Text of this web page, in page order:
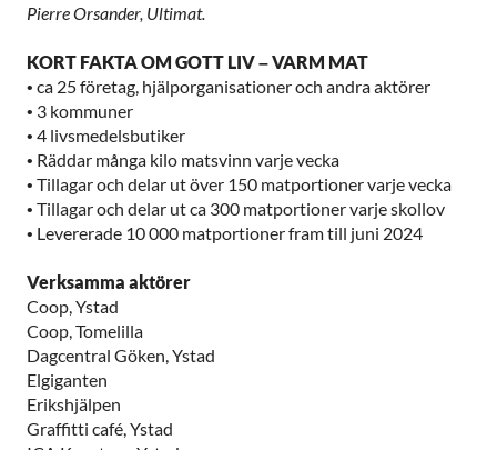
Pierre Orsander, Ultimat.
KORT FAKTA OM GOTT LIV – VARM MAT
• ca 25 företag, hjälporganisationer och andra aktörer
• 3 kommuner
• 4 livsmedelsbutiker
• Räddar många kilo matsvinn varje vecka
• Tillagar och delar ut över 150 matportioner varje vecka
• Tillagar och delar ut ca 300 matportioner varje skollov
• Levererade 10 000 matportioner fram till juni 2024
Verksamma aktörer
Coop, Ystad
Coop, Tomelilla
Dagcentral Göken, Ystad
Elgiganten
Erikshjälpen
Graffitti café, Ystad